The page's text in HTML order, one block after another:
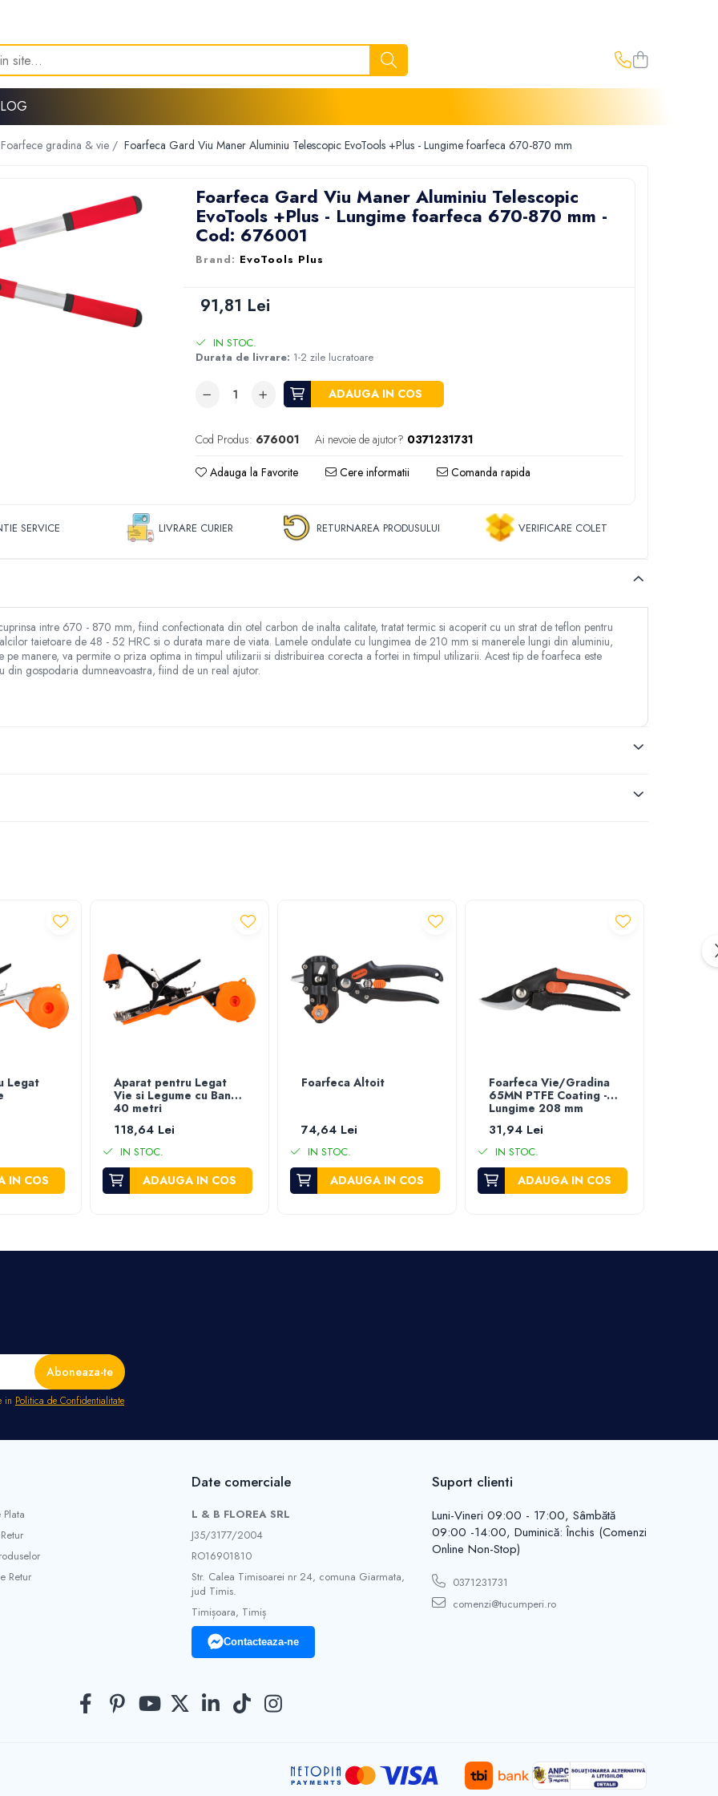
Foarfece gradina & vie / Foarfeca Gard Viu Maner Aluminiu Telescopic EvoTools +Plus - Lungime foarfeca 670-870 mm
Foarfeca Gard Viu Maner Aluminiu Telescopic
EvoTools +Plus - Lungime foarfeca 670-870 mm -
Cod: 676001
EvoTools Plus
91,81 Lei
IN STOC.
Durata de livrare: 1-2 zile lucratoare
ADAUGA IN COS
Cod Produs: 676001 Ai nevoie de ajutor? 0371231731
Adauga la Favorite Cere informatii Comanda rapida
SERVICE LIVRARE CURIER RETURNAREA PRODUSULUI VERIFICARE COLET
intre 670 - 870 mm, fiind confectionata din otel carbon de inalta calitate, tratat termic si acoperit cu un strat de teflon pentru
taietoare de 48 - 52 HRC si o durata mare de viata. Lamele ondulate cu lungimea de 210 mm si manerele lungi din aluminiu,
manere, va permite o priza optima in timpul utilizarii si distribuirea corecta a fortei in timpul utilizarii. Acest tip de foarfeca este
din gospodaria dumneavoastra, fiind de un real ajutor.
Legat
IN COS
Aparat pentru Legat
Vie si Legume cu Banda
40 metri
118,64 Lei
IN STOC.
ADAUGA IN COS
Foarfeca Altoit
74,64 Lei
IN STOC.
ADAUGA IN COS
Foarfeca Vie/Gradina
65MN PTFE Coating -
Lungime 208 mm
31,94 Lei
IN STOC.
ADAUGA IN COS
in Politica de Confidentialitate
Retur
Date comerciale
L & B FLOREA SRL
J35/3177/2004
RO16901810
Str. Calea Timisoarei nr 24, comuna Giarmata,
jud Timis.
Timișoara, Timiș
Contacteaza-ne
Suport clienti
Luni-Vineri 09:00 - 17:00, Sâmbătă
09:00 -14:00, Duminică: Închis (Comenzi
Online Non-Stop)
0371231731
comenzi@tucumperi.ro